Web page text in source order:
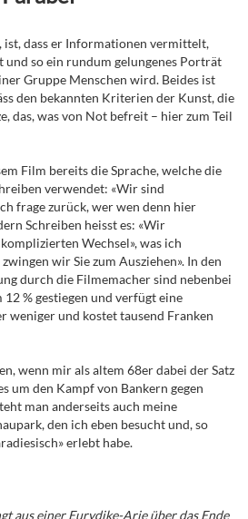
ist, dass er Informationen vermittelt,
und so ein rundum gelungenes Porträt
Gruppe Menschen wird. Beides ist
den bekannten Kriterien der Kunst, die
das, was von Not befreit – hier zum Teil
Film bereits die Sprache, welche die
verwendet: «Wir sind
frage zurück, wer wen denn hier
Schreiben heisst es: «Wir
Wechsel», was ich
wir Sie zum Ausziehen». In den
durch die Filmemacher sind nebenbei
% gestiegen und verfügt eine
weniger und kostet tausend Franken
wenn mir als altem 68er dabei der Satz
um den Kampf von Bankern gegen
man anderseits auch meine
den ich eben besucht und, so
erlebt habe.
aus einer Eurydike-Arie über das Ende